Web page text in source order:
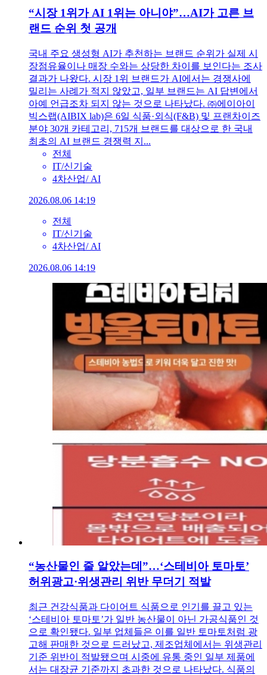
“시장 1위가 AI 1위는 아니야”…AI가 고른 브
랜드 순위 첫 공개
국내 주요 생성형 AI가 추천하는 브랜드 순위가 실제 시
장점유율이나 매장 수와는 상당한 차이를 보인다는 조사
결과가 나왔다. 시장 1위 브랜드가 AI에서는 경쟁사에
밀리는 사례가 적지 않았고, 일부 브랜드는 AI 답변에서
아예 언급조차 되지 않는 것으로 나타났다. ㈜에이아이
빅스랩(AIBIX lab)은 6일 식품·외식(F&B) 및 프랜차이즈
분야 30개 카테고리, 715개 브랜드를 대상으로 한 국내
최초의 AI 브랜드 경쟁력 지...
전체
IT/신기술
4차산업/ AI
2026.08.06 14:19
전체
IT/신기술
4차산업/ AI
2026.08.06 14:19
“농산물인 줄 알았는데”…‘스테비아 토마토’
허위광고·위생관리 위반 무더기 적발
최근 건강식품과 다이어트 식품으로 인기를 끌고 있는
‘스테비아 토마토’가 일반 농산물이 아닌 가공식품인 것
으로 확인됐다. 일부 업체들은 이를 일반 토마토처럼 광
고해 판매한 것으로 드러났고, 제조업체에서는 위생관리
기준 위반이 적발됐으며 시중에 유통 중인 일부 제품에
서는 대장균 기준까지 초과한 것으로 나타났다. 식품의